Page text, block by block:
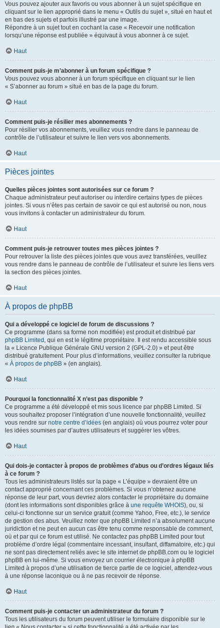
Vous pouvez ajouter aux favoris ou vous abonner à un sujet spécifique en
cliquant sur le lien approprié dans le menu « Outils du sujet », situé en haut et
en bas des sujets et parfois illustré par une image.
Répondre à un sujet tout en cochant la case « Recevoir une notification
lorsqu’une réponse est publiée » équivaut à vous abonner à ce sujet.
Haut
Comment puis-je m’abonner à un forum spécifique ?
Vous pouvez vous abonner à un forum spécifique en cliquant sur le lien
« S’abonner au forum » situé en bas de la page du forum.
Haut
Comment puis-je résilier mes abonnements ?
Pour résilier vos abonnements, veuillez vous rendre dans le panneau de
contrôle de l’utilisateur et suivre le lien vers vos abonnements.
Haut
Pièces jointes
Quelles pièces jointes sont autorisées sur ce forum ?
Chaque administrateur peut autoriser ou interdire certains types de pièces
jointes. Si vous n’êtes pas certain de savoir ce qui est autorisé ou non, nous
vous invitons à contacter un administrateur du forum.
Haut
Comment puis-je retrouver toutes mes pièces jointes ?
Pour retrouver la liste des pièces jointes que vous avez transférées, veuillez
vous rendre dans le panneau de contrôle de l’utilisateur et suivre les liens vers
la section des pièces jointes.
Haut
À propos de phpBB
Qui a développé ce logiciel de forum de discussions ?
Ce programme (dans sa forme non modifiée) est produit et distribué par
phpBB Limited , qui en est le légitime propriétaire. Il est rendu accessible sous
la « Licence Publique Générale GNU version 2 (GPL-2.0) » et peut être
distribué gratuitement. Pour plus d’informations, veuillez consulter la rubrique
« À propos de phpBB » (en anglais).
Haut
Pourquoi la fonctionnalité X n’est pas disponible ?
Ce programme a été développé et mis sous licence par phpBB Limited. Si
vous souhaitez proposer l’intégration d’une nouvelle fonctionnalité, veuillez
vous rendre sur notre centre d’idées (en anglais) où vous pourrez voter pour
les idées soumises par d’autres utilisateurs et suggérer les vôtres.
Haut
Qui dois-je contacter à propos de problèmes d’abus ou d’ordres légaux liés
à ce forum ?
Tous les administrateurs listés sur la page « L’équipe » devraient être un
contact approprié concernant ces problèmes. Si vous n’obtenez aucune
réponse de leur part, vous devriez alors contacter le propriétaire du domaine
(dont les informations sont disponibles grâce à une requête WHOIS), ou, si
celui-ci fonctionne sur un service gratuit (comme Yahoo, Free, etc.), le service
de gestion des abus. Veuillez noter que phpBB Limited n’a absolument aucune
juridiction et ne peut en aucun cas être tenu comme responsable de comment,
où et par qui ce forum est utilisé. Ne contactez pas phpBB Limited pour tout
problème d’ordre légal (commentaire incessant, insultant, diffamatoire, etc.) qui
ne sont pas directement reliés avec le site internet de phpBB.com ou le logiciel
phpBB en lui-même. Si vous envoyez un courrier électronique à phpBB
Limited à propos d’une utilisation de tierce partie de ce logiciel, attendez-vous
à une réponse laconique ou à ne pas recevoir de réponse.
Haut
Comment puis-je contacter un administrateur du forum ?
Tous les utilisateurs du forum peuvent utiliser le formulaire disponible sur le